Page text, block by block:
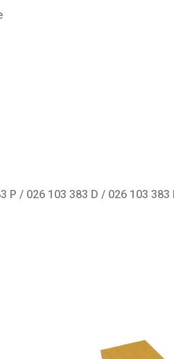
/ 026 103 383 D / 026 103 383